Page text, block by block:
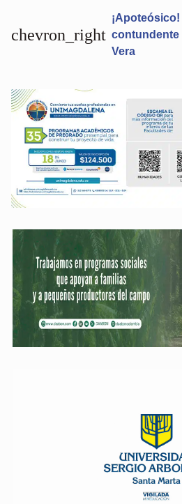
contundente
Vera
chevron_right